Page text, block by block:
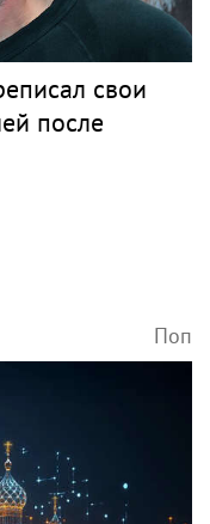
свои
после
Поп